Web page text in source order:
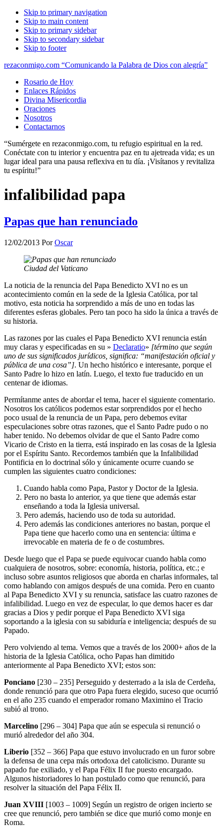
Skip to primary navigation
Skip to main content
Skip to primary sidebar
Skip to secondary sidebar
Skip to footer
rezaconmigo.com “Comunicando la Palabra de Dios con alegría”
Rosario de Hoy
Enlaces Rápidos
Divina Misericordia
Oraciones
Nosotros
Contactarnos
“Sumérgete en rezaconmigo.com, tu refugio espiritual en la red.
Conéctate con tu interior y encuentra paz en tu ajetreada vida; es un
lugar ideal para una pausa reflexiva en tu día. ¡Visítanos y revitaliza
tu espíritu!”
infalibilidad papa
Papas que han renunciado
12/02/2013 PorOscar
Ciudad del Vaticano
La noticia de la renuncia del Papa Benedicto XVI no es un
acontecimiento común en la sede de la Iglesia Católica, por tal
motivo, esta noticia ha sorprendido a más de uno en todas las
diferentes esferas globales. Pero tan poco ha sido la única a través de
su historia.
Las razones por las cuales el Papa Benedicto XVI renuncia están
muy claras y especificadas en su » Declaratio» [término que según
uno de sus significados jurídicos, significa: “manifestación oficial y
pública de una cosa”]. Un hecho histórico e interesante, porque el
Santo Padre lo hizo en latín. Luego, el texto fue traducido en un
centenar de idiomas.
Permítanme antes de abordar el tema, hacer el siguiente comentario.
Nosotros los católicos podemos estar sorprendidos por el hecho
poco usual de la renuncia de un Papa, pero debemos evitar
especulaciones sobre otras razones, que el Santo Padre pudo o no
haber tenido. No debemos olvidar de que el Santo Padre como
Vicario de Cristo en la tierra, está inspirado en las cosas de la Iglesia
por el Espíritu Santo. Recordemos también que la Infalibilidad
Pontificia en lo doctrinal sólo y únicamente ocurre cuando se
cumplen las siguientes cuatro condiciones:
Cuando habla como Papa, Pastor y Doctor de la Iglesia.
Pero no basta lo anterior, ya que tiene que además estar
enseñando a toda la Iglesia universal.
Pero además, haciendo uso de toda su autoridad.
Pero además las condiciones anteriores no bastan, porque el
Papa tiene que hacerlo como una en sentencia: última e
irrevocable en materia de fe o de costumbres.
Desde luego que el Papa se puede equivocar cuando habla como
cualquiera de nosotros, sobre: economía, historia, política, etc.; e
incluso sobre asuntos religiosos que aborda en charlas informales, tal
como hablando con amigos después de una comida. Pero en cuanto
al Papa Benedicto XVI y su renuncia, satisface las cuatro razones de
infalibilidad. Luego en vez de especular, lo que demos hacer es dar
gracias a Dios y pedir porque el Papa Benedicto XVI siga
soportando a la iglesia con su sabiduría e inteligencia; después de su
Papado.
Pero volviendo al tema. Vemos que a través de los 2000+ años de la
historia de la Iglesia Católica, ocho Papas han dimitido
anteriormente al Papa Benedicto XVI; estos son:
Ponciano [230 – 235] Perseguido y desterrado a la isla de Cerdeña,
donde renunció para que otro Papa fuera elegido, suceso que ocurrió
en el año 235 cuando el emperador romano Maximino el Tracio
subió al trono.
Marcelino [296 – 304] Papa que aún se especula si renunció o
murió alrededor del año 304.
Liberio [352 – 366] Papa que estuvo involucrado en un furor sobre
la defensa de una cepa más ortodoxa del catolicismo. Durante su
papado fue exiliado, y el Papa Félix II fue puesto encargado.
Algunos historiadores lo han postulado como que renunció, para
resolver la situación del Papa Félix II.
Juan XVIII [1003 – 1009] Según un registro de origen incierto se
cree que renunció, pero también se dice que murió como monje en
Roma.